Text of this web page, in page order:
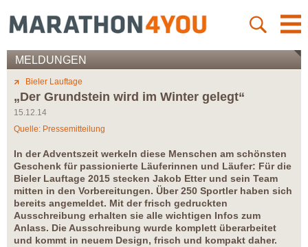
MELDUNGEN
Bieler Lauftage
„Der Grundstein wird im Winter gelegt“
15.12.14
Quelle: Pressemitteilung
In der Adventszeit werkeln diese Menschen am schönsten
Geschenk für passionierte Läuferinnen und Läufer: Für die
Bieler Lauftage 2015 stecken Jakob Etter und sein Team
mitten in den Vorbereitungen. Über 250 Sportler haben sich
bereits angemeldet. Mit der frisch gedruckten
Ausschreibung erhalten sie alle wichtigen Infos zum
Anlass. Die Ausschreibung wurde komplett überarbeitet
und kommt in neuem Design, frisch und kompakt daher.